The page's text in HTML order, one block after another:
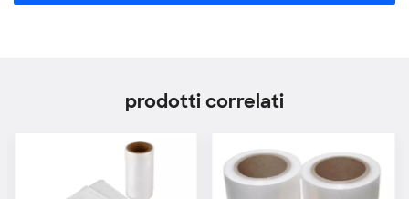
prodotti correlati